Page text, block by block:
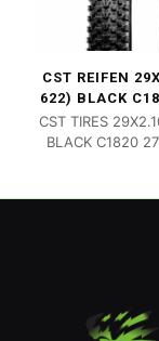
CST REIFEN
622) BLACK
CST TIRES
BLACK C1820